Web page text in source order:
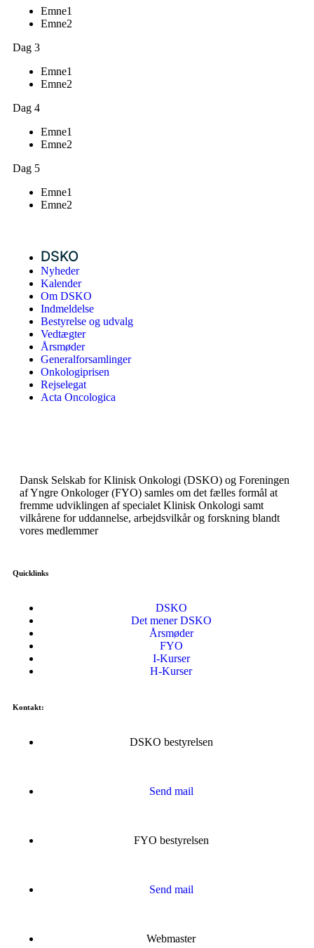
DSKO
Nyheder
Kalender
Om DSKO
Indmeldelse
Bestyrelse og udvalg
Vedtægter
Årsmøder
Generalforsamlinger
Onkologiprisen
Rejselegat
Acta Oncologica
Emne1
Emne2
Dag 3
Emne1
Emne2
Dag 4
Emne1
Emne2
Dag 5
Emne1
Emne2
Dansk Selskab for Klinisk Onkologi (DSKO) og Foreningen
af Yngre Onkologer (FYO) samles om det fælles formål at
fremme udviklingen af specialet Klinisk Onkologi samt
vilkårene for uddannelse, arbejdsvilkår og forskning blandt
vores medlemmer
Quicklinks
DSKO
Det mener DSKO
Årsmøder
FYO
I-Kurser
H-Kurser
Kontakt:
DSKO bestyrelsen
Send mail
FYO bestyrelsen
Send mail
Webmaster